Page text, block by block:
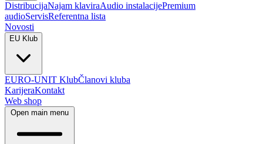
DistribucijaNajam klaviraAudio instalacijePremium
audioServisReferentna lista
Novosti
EU Klub
EURO-UNIT KlubČlanovi kluba
KarijeraKontakt
Web shop
Open main menu